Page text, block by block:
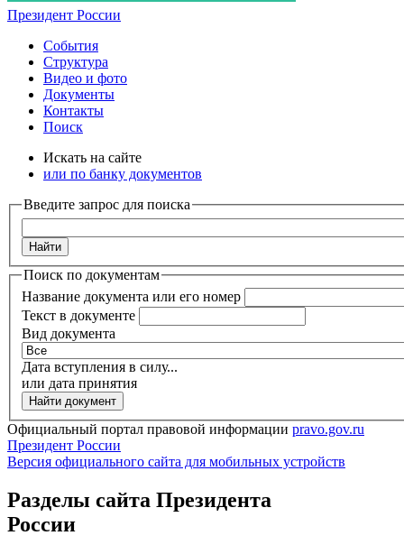
Президент России
События
Структура
Видео и фото
Документы
Контакты
Поиск
Искать на сайте
или по банку документов
Введите запрос для поиска
Найти
Поиск по документам
Название документа или его номер
Текст в документе
Вид документа
Дата вступления в силу...
или дата принятия
Найти документ
Официальный портал правовой информации pravo.gov.ru
Президент России
Версия официального сайта для мобильных устройств
Разделы сайта Президента
России